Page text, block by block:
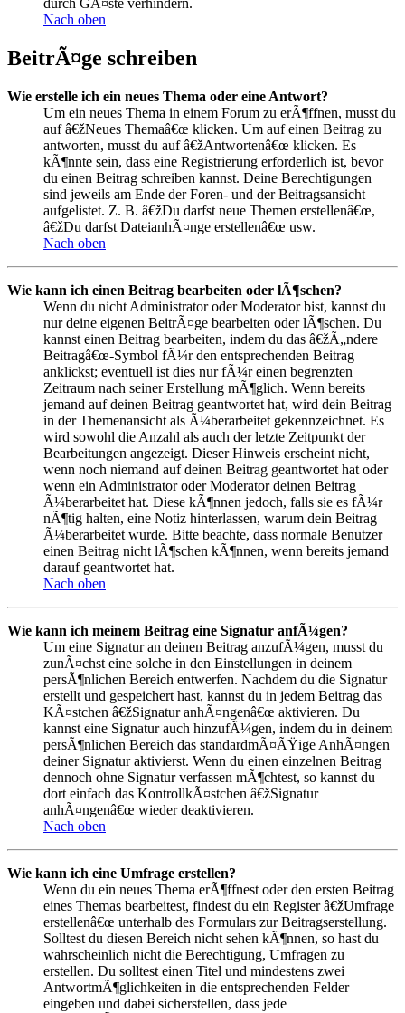
durch GÃ¤ste verhindern.
Nach oben
BeitrÃ¤ge schreiben
Wie erstelle ich ein neues Thema oder eine Antwort?
Um ein neues Thema in einem Forum zu erÃ¶ffnen, musst du
auf â€žNeues Themaâ€œ klicken. Um auf einen Beitrag zu
antworten, musst du auf â€žAntwortenâ€œ klicken. Es
kÃ¶nnte sein, dass eine Registrierung erforderlich ist, bevor
du einen Beitrag schreiben kannst. Deine Berechtigungen
sind jeweils am Ende der Foren- und der Beitragsansicht
aufgelistet. Z. B. â€žDu darfst neue Themen erstellenâ€œ,
â€žDu darfst DateianhÃ¤nge erstellenâ€œ usw.
Nach oben
Wie kann ich einen Beitrag bearbeiten oder lÃ¶schen?
Wenn du nicht Administrator oder Moderator bist, kannst du
nur deine eigenen BeitrÃ¤ge bearbeiten oder lÃ¶schen. Du
kannst einen Beitrag bearbeiten, indem du das â€žÃ„ndere
Beitragâ€œ-Symbol fÃ¼r den entsprechenden Beitrag
anklickst; eventuell ist dies nur fÃ¼r einen begrenzten
Zeitraum nach seiner Erstellung mÃ¶glich. Wenn bereits
jemand auf deinen Beitrag geantwortet hat, wird dein Beitrag
in der Themenansicht als Ã¼berarbeitet gekennzeichnet. Es
wird sowohl die Anzahl als auch der letzte Zeitpunkt der
Bearbeitungen angezeigt. Dieser Hinweis erscheint nicht,
wenn noch niemand auf deinen Beitrag geantwortet hat oder
wenn ein Administrator oder Moderator deinen Beitrag
Ã¼berarbeitet hat. Diese kÃ¶nnen jedoch, falls sie es fÃ¼r
nÃ¶tig halten, eine Notiz hinterlassen, warum dein Beitrag
Ã¼berarbeitet wurde. Bitte beachte, dass normale Benutzer
einen Beitrag nicht lÃ¶schen kÃ¶nnen, wenn bereits jemand
darauf geantwortet hat.
Nach oben
Wie kann ich meinem Beitrag eine Signatur anfÃ¼gen?
Um eine Signatur an deinen Beitrag anzufÃ¼gen, musst du
zunÃ¤chst eine solche in den Einstellungen in deinem
persÃ¶nlichen Bereich entwerfen. Nachdem du die Signatur
erstellt und gespeichert hast, kannst du in jedem Beitrag das
KÃ¤stchen â€žSignatur anhÃ¤ngenâ€œ aktivieren. Du
kannst eine Signatur auch hinzufÃ¼gen, indem du in deinem
persÃ¶nlichen Bereich das standardmÃ¤ÃŸige AnhÃ¤ngen
deiner Signatur aktivierst. Wenn du einen einzelnen Beitrag
dennoch ohne Signatur verfassen mÃ¶chtest, so kannst du
dort einfach das KontrollkÃ¤stchen â€žSignatur
anhÃ¤ngenâ€œ wieder deaktivieren.
Nach oben
Wie kann ich eine Umfrage erstellen?
Wenn du ein neues Thema erÃ¶ffnest oder den ersten Beitrag
eines Themas bearbeitest, findest du ein Register â€žUmfrage
erstellenâ€œ unterhalb des Formulars zur Beitragserstellung.
Solltest du diesen Bereich nicht sehen kÃ¶nnen, so hast du
wahrscheinlich nicht die Berechtigung, Umfragen zu
erstellen. Du solltest einen Titel und mindestens zwei
AntwortmÃ¶glichkeiten in die entsprechenden Felder
eingeben und dabei sicherstellen, dass jede